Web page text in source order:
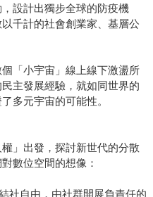
設計出獨步全球的防疫機
千計的社會創業家、基層公
「小宇宙」線上線下激盪所
主發展經驗，就如同世界的
多元宇宙的可能性。
」出發，探討新世代的分散
數位空間的想像：
自由，由社群開展負責任的